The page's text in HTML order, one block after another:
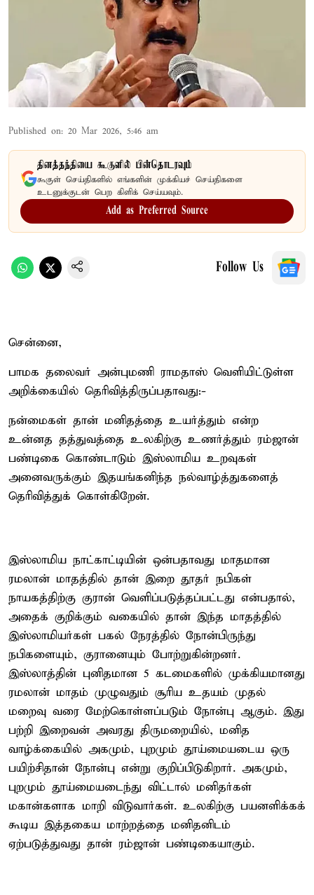
Published on: 20 Mar 2026, 5:46 am
தினத்தந்தியை கூகுளில் பின்தொடரவும்
கூகுள் செய்திகளில் எங்களின் முக்கியச் செய்திகளை
உடனுக்குடன் பெற கிளிக் செய்யவும்.
Add as Preferred Source
Follow Us
சென்னை,
பாமக தலைவர் அன்புமணி ராமதாஸ் வெளியிட்டுள்ள
அறிக்கையில் தெரிவித்திருப்பதாவது:-
நன்மைகள் தான் மனிதத்தை உயர்த்தும் என்ற
உன்னத தத்துவத்தை உலகிற்கு உணர்த்தும் ரம்ஜான்
பண்டிகை கொண்டாடும் இஸ்லாமிய உறவுகள்
அனைவருக்கும் இதயங்கனிந்த நல்வாழ்த்துகளைத்
தெரிவித்துக் கொள்கிறேன்.
இஸ்லாமிய நாட்காட்டியின் ஒன்பதாவது மாதமான
ரமலான் மாதத்தில் தான் இறை தூதர் நபிகள்
நாயகத்திற்கு குரான் வெளிப்படுத்தப்பட்டது என்பதால்,
அதைக் குறிக்கும் வகையில் தான் இந்த மாதத்தில்
இஸ்லாமியர்கள் பகல் நேரத்தில் நோன்பிருந்து
நபிகளையும், குரானையும் போற்றுகின்றனர்.
இஸ்லாத்தின் புனிதமான 5 கடமைகளில் முக்கியமானது
ரமலான் மாதம் முழுவதும் சூரிய உதயம் முதல்
மறைவு வரை மேற்கொள்ளப்படும் நோன்பு ஆகும். இது
பற்றி இறைவன் அவரது திருமறையில், மனித
வாழ்க்கையில் அகமும், புறமும் தூய்மையடைய ஒரு
பயிற்சிதான் நோன்பு என்று குறிப்பிடுகிறார். அகமும்,
புறமும் தூய்மையடைந்து விட்டால் மனிதர்கள்
மகான்களாக மாறி விடுவார்கள். உலகிற்கு பயனளிக்கக்
கூடிய இத்தகைய மாற்றத்தை மனிதனிடம்
ஏற்படுத்துவது தான் ரம்ஜான் பண்டிகையாகும்.